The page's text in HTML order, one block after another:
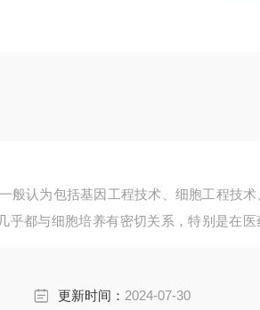
般认为包括基因工程技术、细胞工程技术
乎都与细胞培养有密切关系，特别是在医
更新时间： 2024-07-30